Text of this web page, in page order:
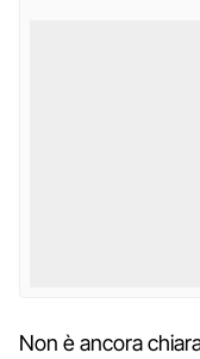
Non è ancora